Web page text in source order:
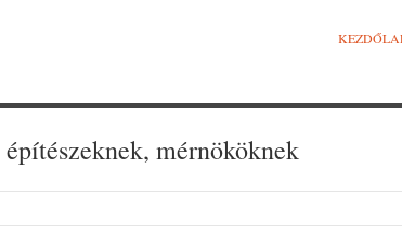
építészeknek, mérnököknek